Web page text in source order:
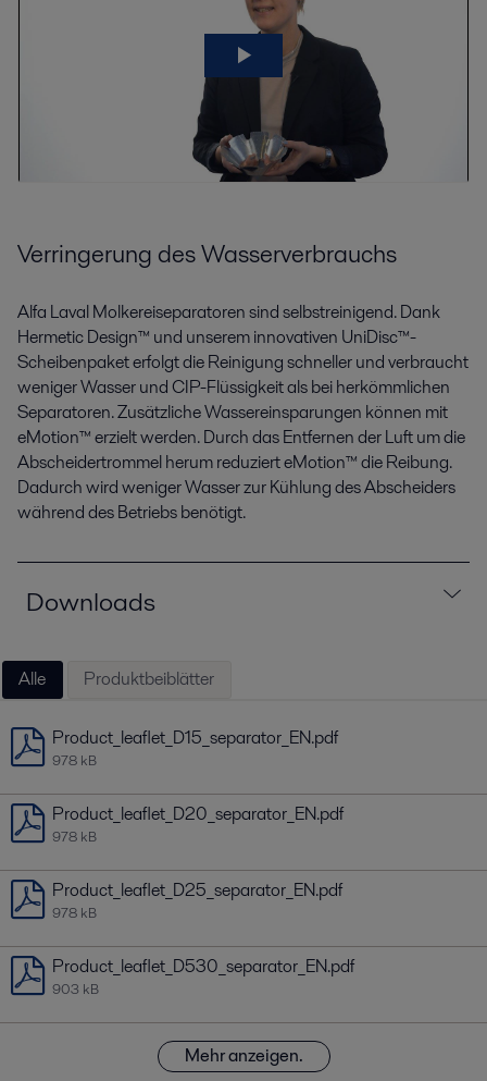
Verringerung des Wasserverbrauchs
Alfa Laval Molkereiseparatoren sind selbstreinigend. Dank
Hermetic Design™ und unserem innovativen UniDisc™-
Scheibenpaket erfolgt die Reinigung schneller und verbraucht
weniger Wasser und CIP-Flüssigkeit als bei herkömmlichen
Separatoren. Zusätzliche Wassereinsparungen können mit
eMotion™ erzielt werden. Durch das Entfernen der Luft um die
Abscheidertrommel herum reduziert eMotion™ die Reibung.
Dadurch wird weniger Wasser zur Kühlung des Abscheiders
während des Betriebs benötigt.
Downloads
Alle Produktbeiblätter
Product_leaflet_D15_separator_EN.pdf
978 kB
Product_leaflet_D20_separator_EN.pdf
978 kB
Product_leaflet_D25_separator_EN.pdf
978 kB
Product_leaflet_D530_separator_EN.pdf
903 kB
Mehr anzeigen.